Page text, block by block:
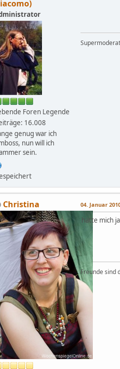
Foren Legende
16.008
genug war ich
nun will ich
sein.
Christina 04. Januar
hätte mich
Freunde sind